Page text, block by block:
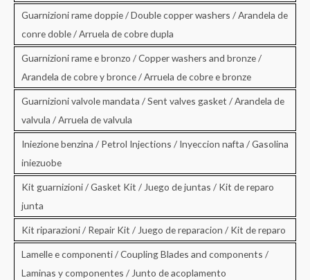
Guarnizioni rame doppie / Double copper washers / Arandela de
conre doble / Arruela de cobre dupla
Guarnizioni rame e bronzo / Copper washers and bronze /
Arandela de cobre y bronce / Arruela de cobre e bronze
Guarnizioni valvole mandata / Sent valves gasket / Arandela de
valvula / Arruela de valvula
Iniezione benzina / Petrol Injections / Inyeccion nafta / Gasolina
iniezuobe
Kit guarnizioni / Gasket Kit / Juego de juntas / Kit de reparo
junta
Kit riparazioni / Repair Kit / Juego de reparacion / Kit de reparo
Lamelle e componenti / Coupling Blades and components /
Laminas y componentes / Junto de acoplamento